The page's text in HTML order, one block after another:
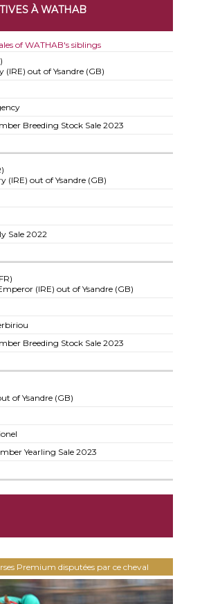
À WATHAB
of WATHAB's siblings
out of Ysandre (GB)
Breeding Stock Sale 2023
(IRE) out of Ysandre (GB)
Sale 2022
(IRE) out of Ysandre (GB)
Breeding Stock Sale 2023
of Ysandre (GB)
Yearling Sale 2023
Premium disputées par ce cheval